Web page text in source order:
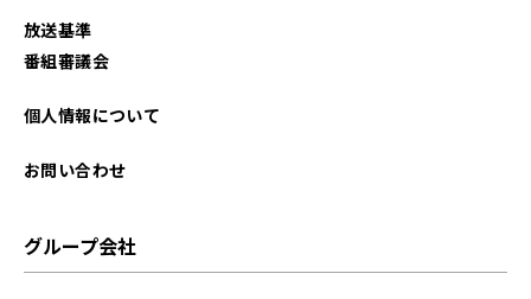
放送基準
番組審議会
個人情報について
お問い合わせ
グループ会社